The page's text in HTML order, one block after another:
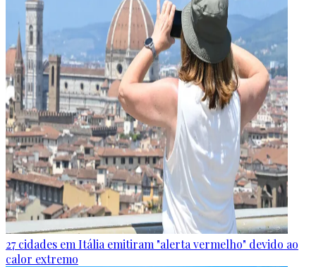
27 cidades em Itália emitiram "alerta vermelho" devido ao
calor extremo